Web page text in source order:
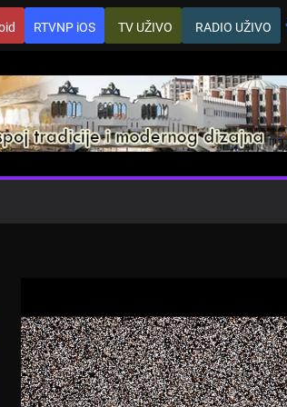
RTVNP iOS TV UŽIVO RADIO UŽIVO